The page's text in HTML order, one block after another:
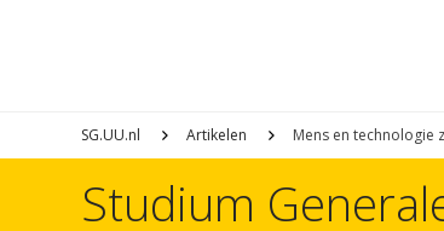
SG.UU.nl Artikelen Mens en technologie
Studium